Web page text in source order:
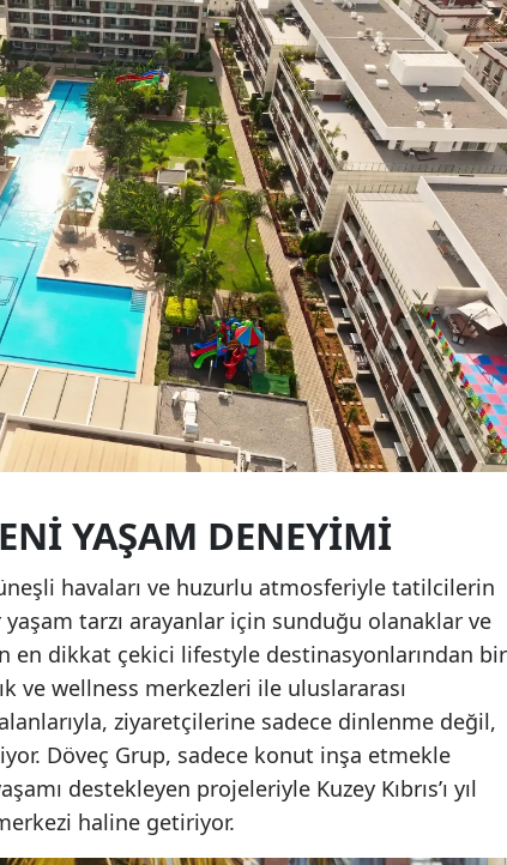
YAŞAM DENEYIMI
havaları ve huzurlu atmosferiyle tatilcilerin
tarzı arayanlar için sunduğu olanaklar ve
en dikkat çekici lifestyle destinasyonlarından
ve wellness merkezleri ile uluslararası
ziyaretçilerine sadece dinlenme değil,
Döveç Grup, sadece konut inşa etmekle
destekleyen projeleriyle Kuzey Kıbrıs’ı yıl
haline getiriyor.